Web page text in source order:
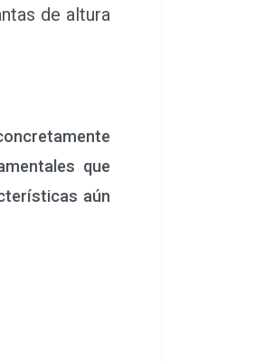
de altura
que
aún